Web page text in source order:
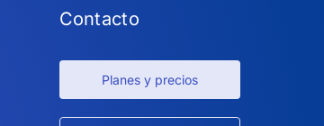
Contacto
Planes y precios